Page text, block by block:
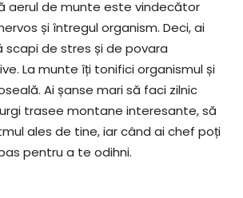
aerul de munte este vindecător
și întregul organism. Deci, ai
de stres și de povara
La munte îți tonifici organismul și
Ai șanse mari să faci zilnic
trasee montane interesante, să
ales de tine, iar când ai chef poți
pentru a te odihni.